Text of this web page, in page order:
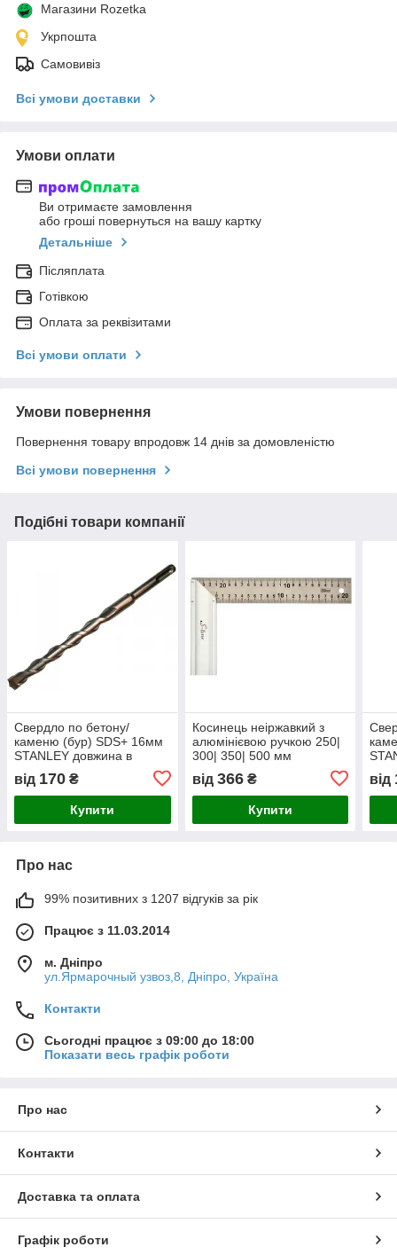
Магазини Rozetka
Укрпошта
Самовивіз
Всі умови доставки
Умови оплати
Ви отримаєте замовлення
або гроші повернуться на вашу картку
Детальніше
Післяплата
Готівкою
Оплата за реквізитами
Всі умови оплати
Умови повернення
Повернення товару впродовж 14 днів за домовленістю
Всі умови повернення
Подібні товари компанії
Свердло по бетону/
каменю (бур) SDS+ 16мм
STANLEY довжина в
від 170 ₴
Купити
Косинець неіржавкий з
алюмінієвою ручкою 250|
300| 350| 500 мм
від 366₴
Купити
від
Про нас
99% позитивних з 1207 відгуків за рік
Працює з 11.03.2014
м. Дніпро
ул.Ярмарочный узвоз,8, Дніпро, Україна
Контакти
Сьогодні працює з 09:00 до 18:00
Показати весь графік роботи
Про нас
Контакти
Доставка та оплата
Графік роботи